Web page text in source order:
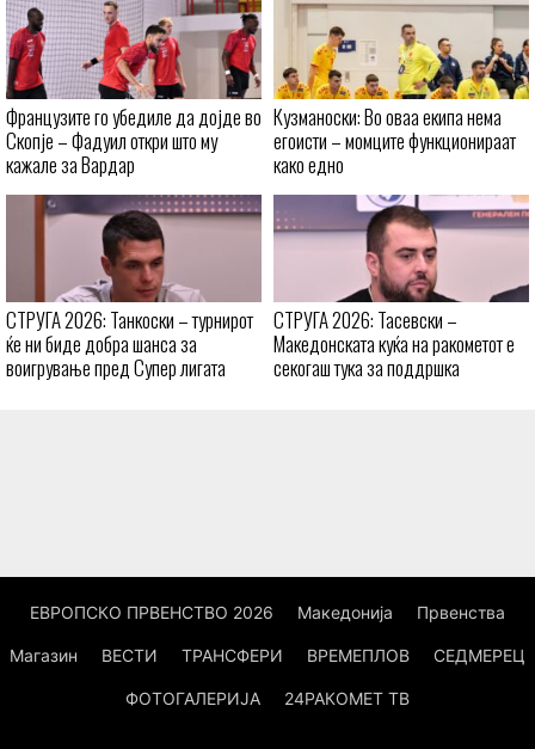
Французите го убедиле да дојде во
Скопје – Фадуил откри што му
кажале за Вардар
Кузманоски: Во оваа екипа нема
егоисти – момците функционираат
како едно
СТРУГА 2026: Танкоски – турнирот
ќе ни биде добра шанса за
воигрување пред Супер лигата
СТРУГА 2026: Тасевски –
Македонската куќа на ракометот е
секогаш тука за поддршка
ЕВРОПСКО ПРВЕНСТВО 2026 Македонија Првенства
Магазин ВЕСТИ ТРАНСФЕРИ ВРЕМЕПЛОВ СЕДМЕРЕЦ
ФОТОГАЛЕРИЈА 24РАКОМЕТ ТВ